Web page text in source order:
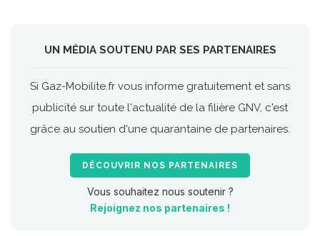
UN MÉDIA SOUTENU PAR SES PARTENAIRES
Si Gaz-Mobilite.fr vous informe gratuitement et sans
publicité sur toute l'actualité de la filière GNV, c'est
grâce au soutien d'une quarantaine de partenaires.
DÉCOUVRIR NOS PARTENAIRES
Vous souhaitez nous soutenir ?
Rejoignez nos partenaires !